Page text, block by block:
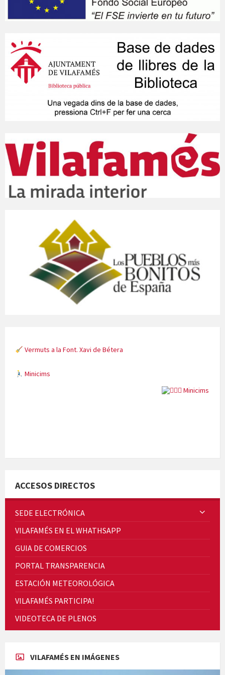
Vermuts a la Font. Xavi de Bétera
Minicims
Cicle de Cine i Dones rurals
Concerts al Museu
ACCESOS DIRECTOS
SEDE ELECTRÓNICA
VILAFAMÉS EN EL WHATHSAPP
GUIA DE COMERCIOS
PORTAL TRANSPARENCIA
ESTACIÓN METEOROLÓGICA
VILAFAMÉS PARTICIPA!
VIDEOTECA DE PLENOS
VILAFAMÉS EN IMÁGENES